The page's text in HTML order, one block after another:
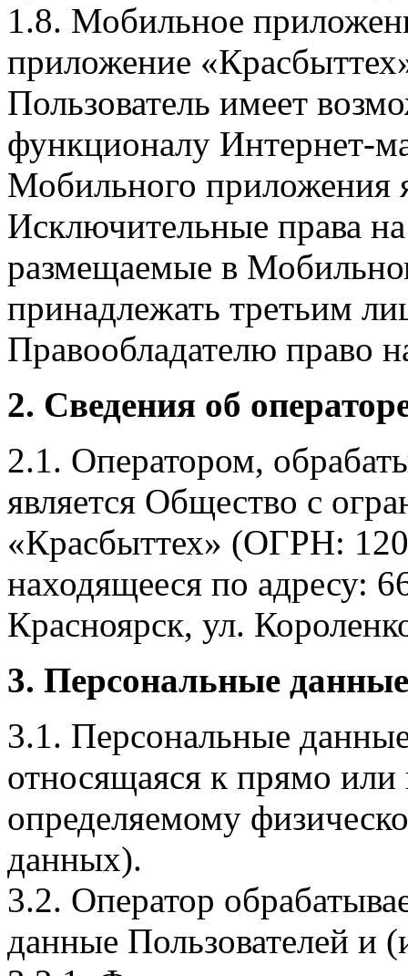
1.8. Мобильное
приложение
Пользователь имеет
функционалу Интернет-
Мобильного приложения
Исключительные права
размещаемые в
принадлежать третьим
Правообладателю право
2. Сведения об
2.1. Оператором,
является Общество с
«Красбыттех» (ОГРН:
находящееся по адресу:
Красноярск, ул.
3. Персональные
3.1. Персональные
относящаяся к прямо
определяемому
данных).
3.2. Оператор
данные Пользователей и